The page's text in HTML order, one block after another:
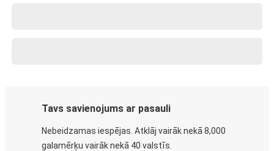
Tavs savienojums ar pasauli
Nebeidzamas iespējas. Atklāj vairāk nekā 8,000
galamērķu vairāk nekā 40 valstīs.